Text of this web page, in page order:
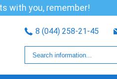
with you, remember!
8 (044) 258-21-45